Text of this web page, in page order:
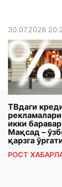
30.07.2026
ТВдаги
икки
Мақсад –
қарзга
РОСТ